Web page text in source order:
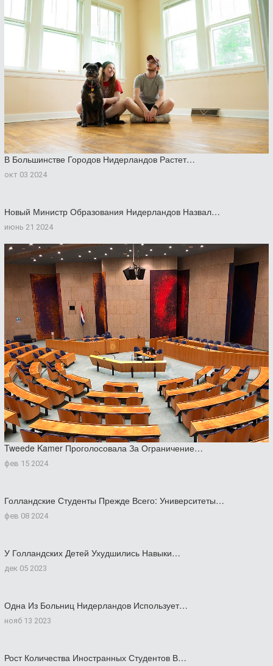
В Большинстве Городов Нидерландов Растет…
окт 03 2024
Новый Министр Образования Нидерландов Назвал…
июнь 21 2024
Tweede Kamer Проголосовала За Ограничение…
фев 15 2024
Голландские Студенты Прежде Всего: Университеты…
фев 08 2024
У Голландских Детей Ухудшились Навыки…
дек 05 2023
Одна Из Больниц Нидерландов Использует…
нояб 13 2023
Рост Количества Иностранных Студентов В…